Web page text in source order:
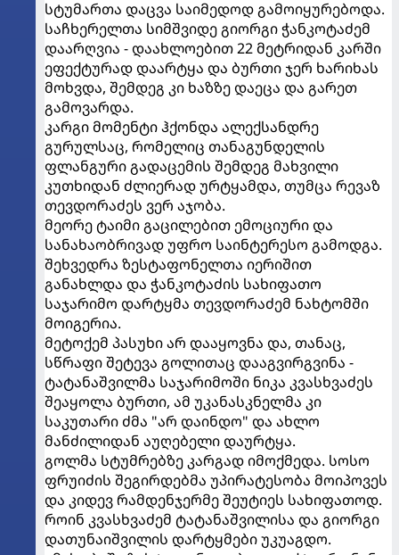
სტუმართა დაცვა საიმედოდ გამოიყურებოდა.
საჩხერელთა სიმშვიდე გიორგი ჭანკოტაძემ
დაარღვია - დაახლოებით 22 მეტრიდან კარში
ეფექტურად დაარტყა და ბურთი ჯერ ხარიხას
მოხვდა, შემდეგ კი ხაზზე დაეცა და გარეთ
გამოვარდა.
კარგი მომენტი ჰქონდა ალექსანდრე
გურულსაც, რომელიც თანაგუნდელის
ფლანგური გადაცემის შემდეგ მახვილი
კუთხიდან ძლიერად ურტყამდა, თუმცა რევაზ
თევდორაძეს ვერ აჯობა.
მეორე ტაიმი გაცილებით ემოციური და
სანახაობრივად უფრო საინტერესო გამოდგა.
შეხვედრა ზესტაფონელთა იერიშით
განახლდა და ჭანკოტაძის სახიფათო
საჯარიმო დარტყმა თევდორაძემ ნახტომში
მოიგერია.
მეტოქემ პასუხი არ დააყოვნა და, თანაც,
სწრაფი შეტევა გოლითაც დააგვირგვინა -
ტატანაშვილმა საჯარიმოში ნიკა კვასხვაძეს
შეაყოლა ბურთი, ამ უკანასკნელმა კი
საკუთარი ძმა "არ დაინდო" და ახლო
მანძილიდან აუღებელი დაურტყა.
გოლმა სტუმრებზე კარგად იმოქმედა. სოსო
ფრუიძის შეგირდებმა უპირატესობა მოიპოვეს
და კიდევ რამდენჯერმე შეუტიეს სახიფათოდ.
როინ კვასხვაძემ ტატანაშვილისა და გიორგი
დათუნაიშვილის დარტყმები უკუაგდო.